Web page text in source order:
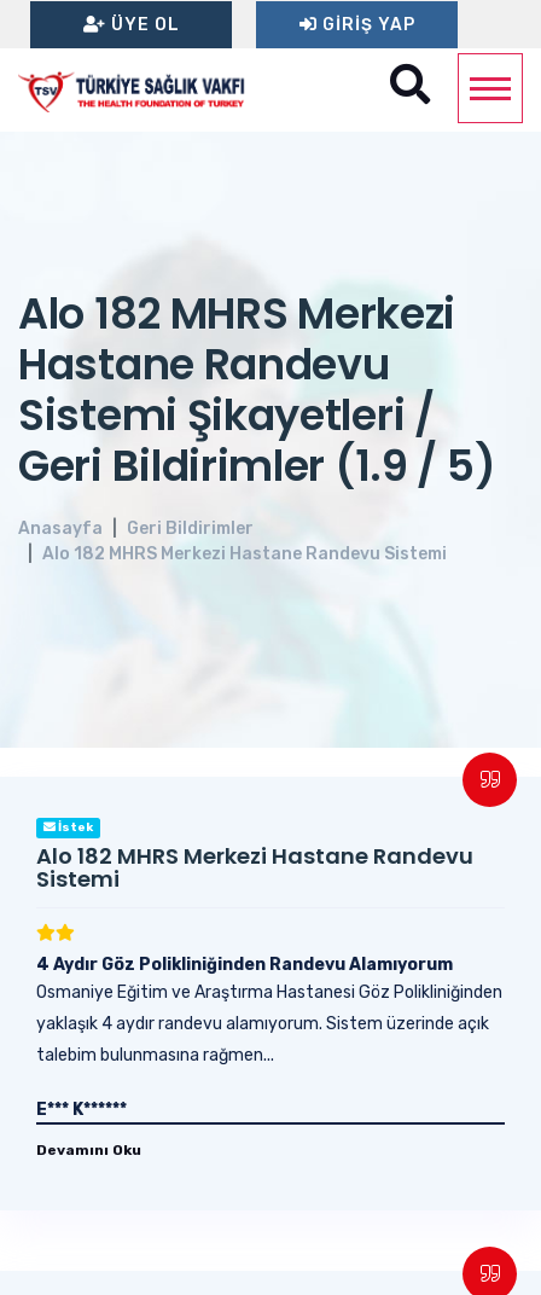
ÜYE OL GIRIŞ YAP
Alo 182 MHRS Merkezi
Hastane Randevu
Sistemi Şikayetleri /
Geri Bildirimler (1.9 / 5)
Anasayfa
Geri Bildirimler
Alo 182 MHRS Merkezi Hastane Randevu Sistemi
İstek
Alo 182 MHRS Merkezi Hastane Randevu
Sistemi
4 Aydır Göz Polikliniğinden Randevu Alamıyorum
Osmaniye Eğitim ve Araştırma Hastanesi Göz Polikliniğinden
yaklaşık 4 aydır randevu alamıyorum. Sistem üzerinde açık
talebim bulunmasına rağmen...
E*** K******
Devamını Oku